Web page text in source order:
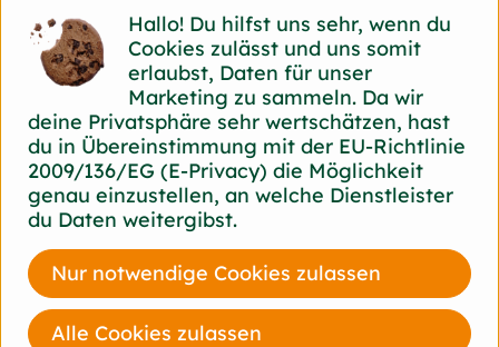
diverse
Voelkel GmbH
D 29478 Höhbeck
In unserer familiengeführten Naturkostsafterei
im Norden Deutschlands machen wir Saft so,
dass alle etwas davon haben: Unsere
Kund*innen, Mitarbeiter*innen,
Anbaupartner*innen und besonders die Natur –
und das seit mehr als 85 Jahren. Wie wir das
machen? Mit 100 % Bio und Demeter und einem
fairen Miteinander. Unser Unternehmen ist nicht
Hallo! Du hilfst uns sehr, wenn du
Cookies zulässt und uns somit
erlaubst, Daten für unser
Marketing zu sammeln. Da wir
deine Privatsphäre sehr wertschätzen, hast
du in Übereinstimmung mit der EU-Richtlinie
2009/136/EG (E-Privacy) die Möglichkeit
genau einzustellen, an welche Dienstleister
du Daten weitergibst.
Nur notwendige Cookies zulassen
Alle Cookies zulassen